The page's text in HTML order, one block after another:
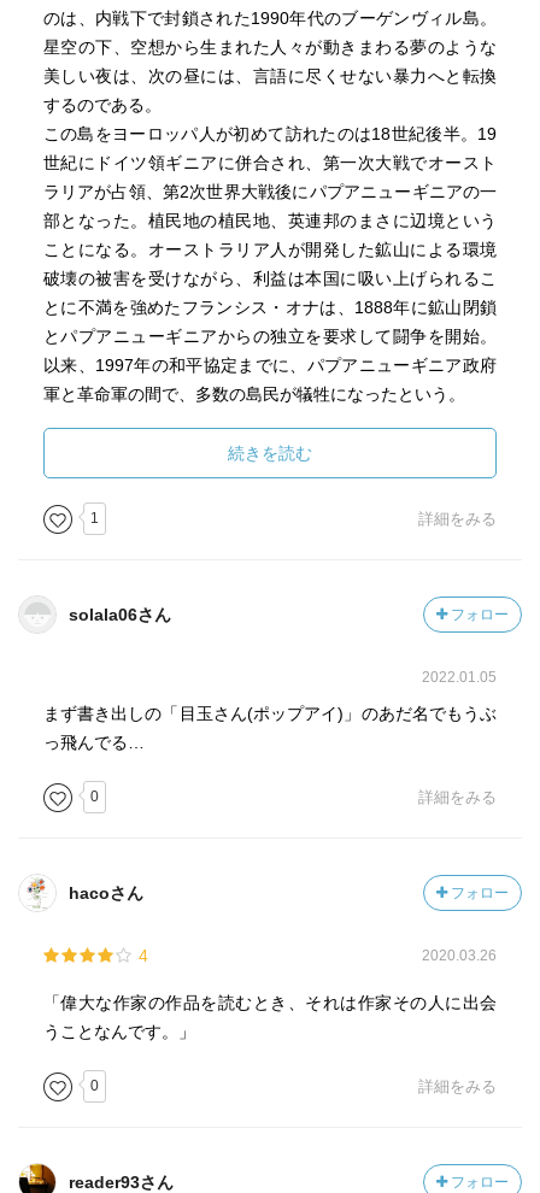
のは、内戦下で封鎖された1990年代のブーゲンヴィル島。
星空の下、空想から生まれた人々が動きまわる夢のような
美しい夜は、次の昼には、言語に尽くせない暴力へと転換
するのである。
この島をヨーロッパ人が初めて訪れたのは18世紀後半。19
世紀にドイツ領ギニアに併合され、第一次大戦でオースト
ラリアが占領、第2次世界大戦後にパプアニューギニアの一
部となった。植民地の植民地、英連邦のまさに辺境という
ことになる。オーストラリア人が開発した鉱山による環境
破壊の被害を受けながら、利益は本国に吸い上げられるこ
とに不満を強めたフランシス・オナは、1888年に鉱山閉鎖
とパプアニューギニアからの独立を要求して闘争を開始。
以来、1997年の和平協定までに、パプアニューギニア政府
軍と革命軍の間で、多数の島民が犠牲になったという。
から、ロイド・ジョーンズは、19世紀の大英帝国の中心ロ
ンドンを舞台とするディケンズの小説を語りなおしてい
く。のちにマティルダが発見するように、ミスター・ワッ
ツが語る『大いなる遺産』は（そして彼自身の物語も）、
は、オリジナルのテクストに対する改変や誤読を、むしろ
新しい可能性を開くものとして、積極的な意味をあたえて
たとえば、お金がなくても「ジェントルマン」になれるの
かという生徒の問いに対し、ミスター・ワッツは憤然と、
もちろんだと答える。「ジェントルマン」とは品位をそな
は、ディケンズの小説に照らせば、正しいが、間違ってい
ひたすら追い求めるのは、階級上昇にほかならない。とこ
ろがマティルダの母は、まさに、どんな状況においてもつ
ねに正しいことを行うことで「ジェントルマン」であるこ
大英帝国の辺境において自在に読み変えられた少年ピップ
の物語を導きに、少女マティルダは、自分自身の移動を行
てブーゲンヴィルからオーストラリアへ、イギリスへと、
ィルダは、ピップのなしえなかったこと、すなわち＜家＞
続きを読む
1 詳細をみる
solala06さん フォロー
2022.01.05
まず書き出しの「目玉さん(ポップアイ)」のあだ名でもうぶ
っ飛んでる…
0 詳細をみる
hacoさん フォロー
4 2020.03.26
「偉大な作家の作品を読むとき、それは作家その人に出会
うことなんです。」
0 詳細をみる
reader93さん フォロー